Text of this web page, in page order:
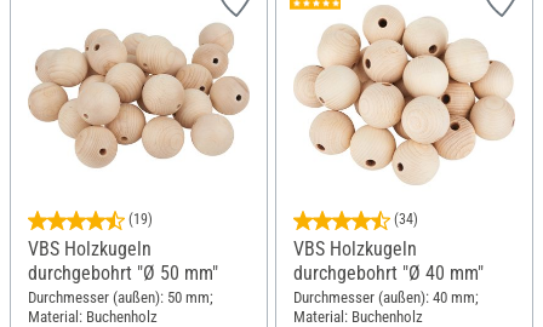
(19)
VBS Holzkugeln
durchgebohrt "Ø 50 mm"
Durchmesser (außen): 50 mm;
Material: Buchenholz
(34)
VBS Holzkugeln
durchgebohrt "Ø 40 mm"
Durchmesser (außen): 40 mm;
Material: Buchenholz